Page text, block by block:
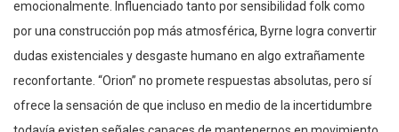
emocionalmente. Influenciado tanto por sensibilidad folk como
por una construcción pop más atmosférica, Byrne logra convertir
dudas existenciales y desgaste humano en algo extrañamente
reconfortante. “Orion” no promete respuestas absolutas, pero sí
ofrece la sensación de que incluso en medio de la incertidumbre